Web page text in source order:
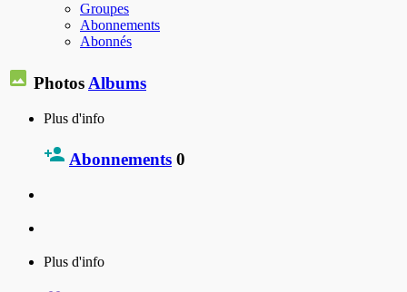
Groupes
Abonnements
Abonnés
Photos Albums
Plus d'info
Abonnements 0
Plus d'info